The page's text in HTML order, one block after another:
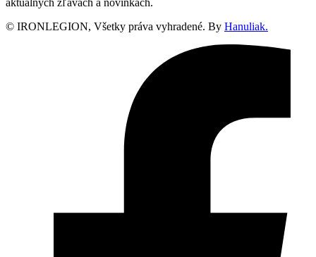
aktuálnych zľavách a novinkách.
© IRONLEGION, Všetky práva vyhradené. By Hanuliak.